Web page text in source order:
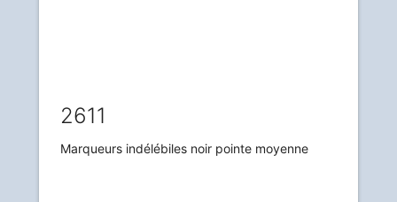
2611
Marqueurs indélébiles noir pointe moyenne